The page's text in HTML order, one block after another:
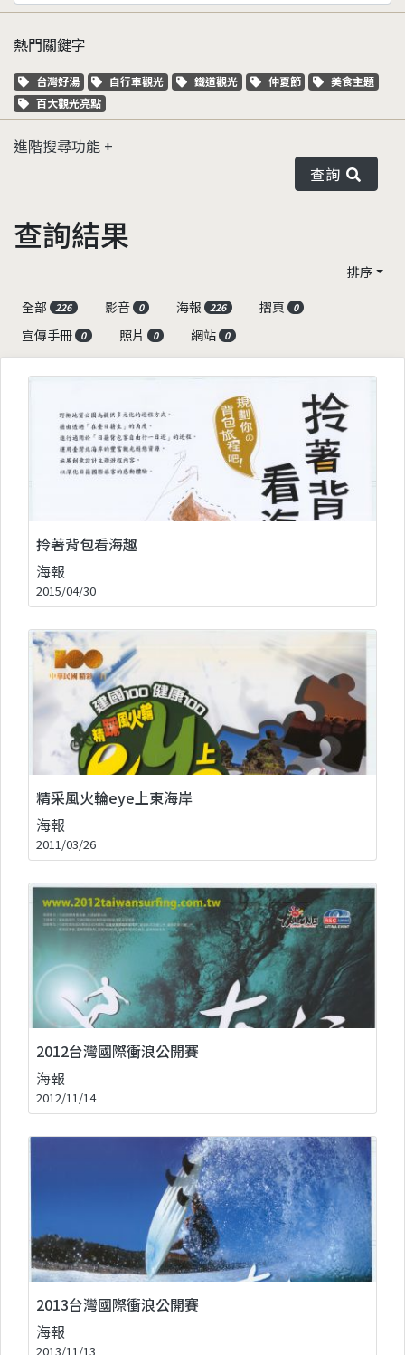
熱門關鍵字
關鍵字標籤
台灣好湯 關鍵字標籤
自行車觀光 關鍵字標籤
鐵道觀光 關鍵字標籤
仲夏節 關鍵字標籤
美食主題
關鍵字標籤
百大觀光亮點
進階搜尋功能
查詢
查詢結果
排序
全部
226 影音 0 海報 226 摺頁 0
宣傳手冊 0 照片 0 網站 0
拎著背包看海趣
海報
2015/04/30
精采風火輪eye上東海岸
海報
2011/03/26
2012台灣國際衝浪公開賽
海報
2012/11/14
2013台灣國際衝浪公開賽
海報
2013/11/13